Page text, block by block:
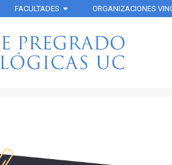
FACULTADES ORGANIZACIONES